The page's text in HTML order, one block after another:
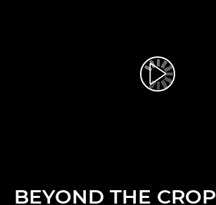
BEYOND THE CROP